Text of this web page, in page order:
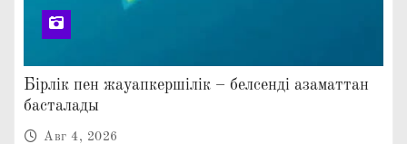
Бірлік пен жауапкершілік – белсенді азаматтан
басталады
Авг 4, 2026